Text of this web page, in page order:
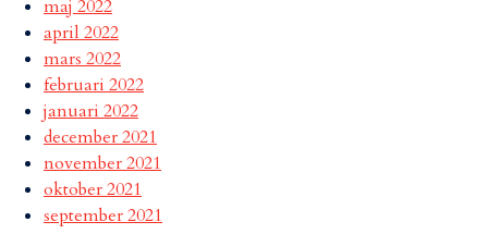
maj 2022
april 2022
mars 2022
februari 2022
januari 2022
december 2021
november 2021
oktober 2021
september 2021